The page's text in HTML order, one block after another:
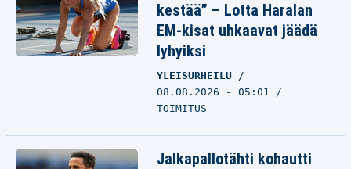
kestää” – Lotta Haralan
EM-kisat uhkaavat jäädä
lyhyiksi
YLEISURHEILU
08.08.2026 - 05:01
TOIMITUS
Jalkapallotähti kohautti